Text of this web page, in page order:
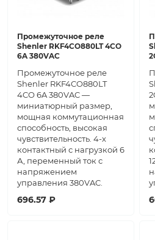
Промежуточное реле
Shenler RKF4CO880LT 4CO
6A 380VAC
Промежуточное реле
Shenler RKF4CO880LT
4CO 6A 380VAC —
миниатюрный размер,
мощная коммутационная
способность, высокая
чувствительность. 4-х
контактный с нагрузкой 6
А, переменный ток с
напряжением
управления 380VAC.
696.57 ₽